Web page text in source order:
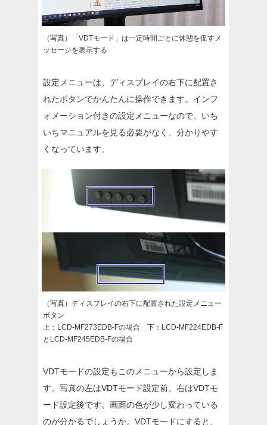
（写真）「VDTモード」は一定時間ごとに休憩を促すメ
ッセージを表示する
設定メニューは、ディスプレイの右下に配置さ
れたボタンでかんたんに操作できます。インフ
ォメーション付きの設定メニューなので、いち
いちマニュアルを見る必要がなく、分かりやす
くなっています。
（写真）ディスプレイの右下に配置された設定メニュー
ボタン
上：LCD-MF273EDB-Fの場合 下：LCD-MF224EDB-F
とLCD-MF245EDB-Fの場合
VDTモードの設定もこのメニューから設定しま
す。写真の左はVDTモード設定前、右はVDTモ
ード設定後です。画面の色が少し変わっている
のが分かるでしょうか。VDTモードにすると、